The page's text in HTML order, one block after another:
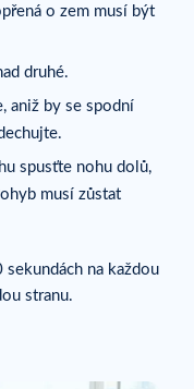
o zem musí být
druhé.
aniž by se spodní
spusťte nohu dolů,
musí zůstat
na každou
stranu.